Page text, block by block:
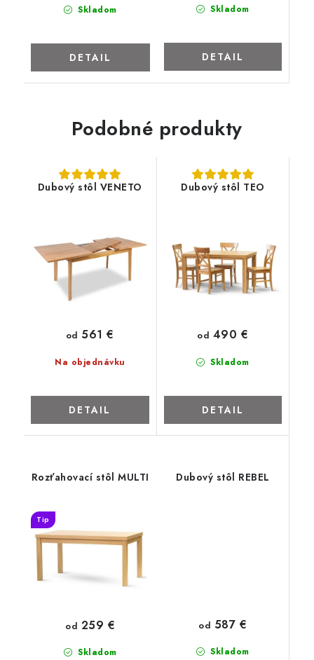
Skladom
DETAIL
Skladom
DETAIL
Podobné produkty
Dubový stôl VENETO
Na objednávku
od 561 €
DETAIL
Dubový stôl TEO
Skladom
od 490 €
DETAIL
Rozťahovací stôl MULTI
Tip
Skladom
od 259 €
Dubový stôl REBEL
Skladom
od 587 €